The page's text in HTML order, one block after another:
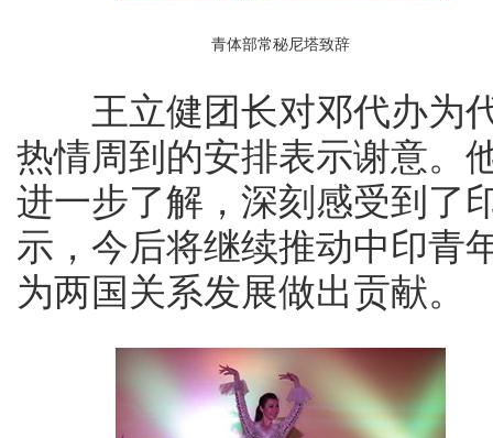
青体部常秘尼塔致辞
王立健团长对邓代办为代
热情周到的安排表示谢意。
进一步了解，深刻感受到了
示，今后将继续推动中印青
为两国关系发展做出贡献。